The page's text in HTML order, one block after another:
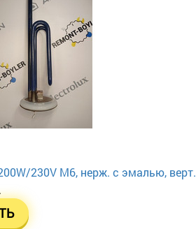
230V М6, нерж. с эмалью, верт.